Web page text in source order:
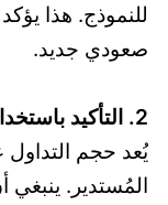
للنموذج. هذا يؤكد
صعودي جديد.
2. التأكيد باستخدام وحدة التخزين
يُعد حجم
المُستدير.